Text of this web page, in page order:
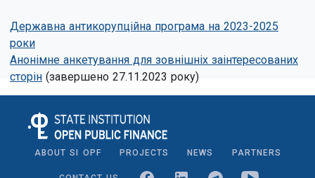
Державна антикорупційна програма на 2023-2025
роки
Aнонімне анкетування для зовнішніх заінтересованих
сторін (завершено 27.11.2023 року)
ABOUT SI OPF PROJECTS NEWS PARTNERS